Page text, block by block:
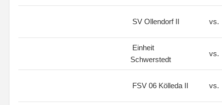
SV Ollendorf II vs.
Einheit
Schwerstedt
vs.
FSV 06 Kölleda II vs.